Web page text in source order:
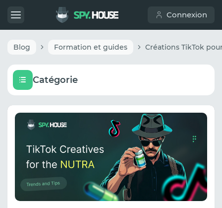
Connexion
Blog Formation et guides
Catégorie